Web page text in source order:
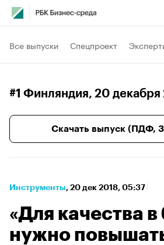
Все выпуски Спецпроект
#1 Финляндия, 20 декабря
Скачать выпуск (ПДФ,
Инструменты⁠, 20 дек 2018, 05:37
«Для качества
нужно